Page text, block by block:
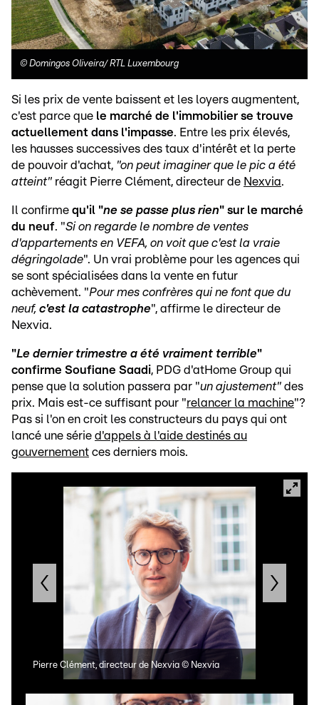
© Domingos Oliveira/ RTL Luxembourg
Si les prix de vente baissent et les loyers augmentent,
c'est parce que le marché de l'immobilier se trouve
actuellement dans l'impasse. Entre les prix élevés,
les hausses successives des taux d'intérêt et la perte
de pouvoir d'achat, "on peut imaginer que le pic a été
atteint" réagit Pierre Clément, directeur de Nexvia.
Il confirme qu'il "ne se passe plus rien" sur le marché
du neuf. "Si on regarde le nombre de ventes
d'appartements en VEFA, on voit que c'est la vraie
dégringolade". Un vrai problème pour les agences qui
se sont spécialisées dans la vente en futur
achèvement. "Pour mes confrères qui ne font que du
neuf, c'est la catastrophe", affirme le directeur de
Nexvia.
"Le dernier trimestre a été vraiment terrible"
confirme Soufiane Saadi, PDG d'atHome Group qui
pense que la solution passera par "un ajustement" des
prix. Mais est-ce suffisant pour "relancer la machine"?
Pas si l'on en croit les constructeurs du pays qui ont
lancé une série d'appels à l'aide destinés au
gouvernement ces derniers mois.
Pierre Clément, directeur de Nexvia © Nexvia